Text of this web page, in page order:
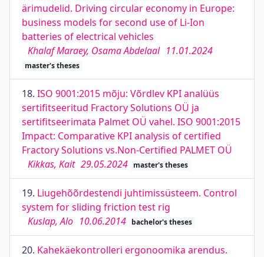
ärimudelid. Driving circular economy in Europe:
business models for second use of Li-Ion
batteries of electrical vehicles
Khalaf Maraey, Osama Abdelaal 11.01.2024
master's theses
18. ISO 9001:2015 mõju: Võrdlev KPI analüüs
sertifitseeritud Fractory Solutions OÜ ja
sertifitseerimata Palmet OÜ vahel. ISO 9001:2015
Impact: Comparative KPI analysis of certified
Fractory Solutions vs.Non-Certified PALMET OÜ
Kikkas, Kait 29.05.2024 master's theses
19. Liugehõõrdestendi juhtimissüsteem. Control
system for sliding friction test rig
Kuslap, Alo 10.06.2014 bachelor's theses
20. Kahekäekontrolleri ergonoomika arendus.